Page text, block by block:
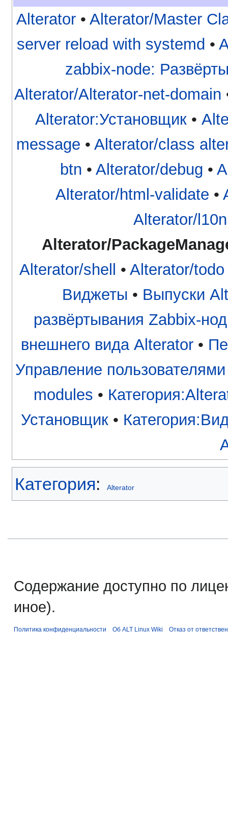
Alterator• Alterator/Master
server reload with systemd •
zabbix-node:
Alterator/Alterator-net-domain
Alterator:Установщик•
message • Alterator/class
btn • Alterator/debug •
Alterator/html-validate •
Alterator/l10n
Alterator/
Alterator/shell • Alterator/todo
Виджеты • Выпуски
развёртывания Zabbix-
внешнего вида Alterator•
Управление
modules •
Установщик•
Категория: Alterator
Содержание доступно по
иное).
Политика конфиденциальности Об ALT Linux Wiki Отказ от